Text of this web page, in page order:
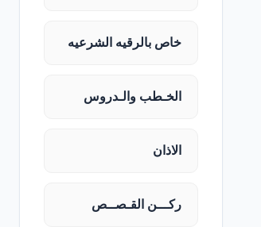
خاص بالرقيه الشرعيه
الخـطب والـدروس
الاذان
ركـــن القـصــص